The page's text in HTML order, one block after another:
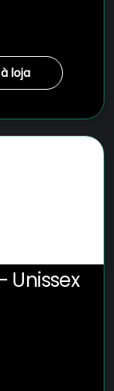
loja
Unissex